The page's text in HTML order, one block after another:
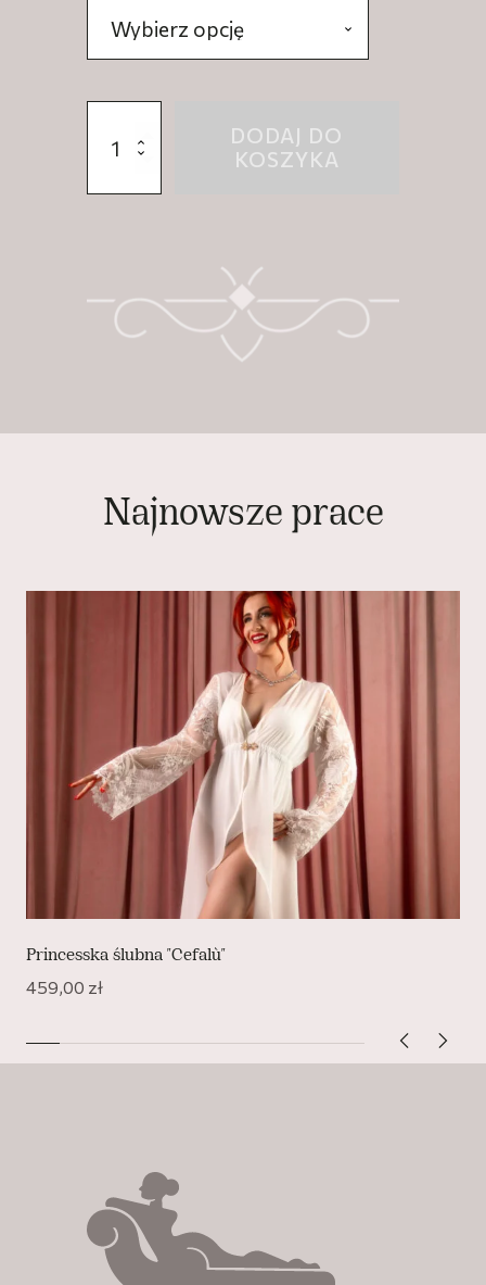
Klasyczne
ślubne
DODAJ DO
KOSZYKA
Najnowsze prace
Princesska ślubna "Cefalù"
459,00 zł